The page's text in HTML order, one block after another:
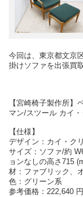
今回は、東京都文京
掛けソファを出張買
【宮崎椅子製作所】
マン/スツール カイ
【仕様】
デザイン：カイ・ク
サイズ：ソファ/約
ョンなしの高さ715
材：ファブリック、
色：グリーン系
参考価格：222,640